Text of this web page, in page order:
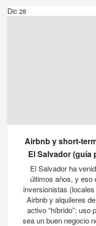
Dic 28
Airbnb y short-
El Salvador (guía
El Salvador ha
últimos años, y eso
inversionistas
Airbnb y alquileres
activo “híbrido”: uso
sea un buen negocio